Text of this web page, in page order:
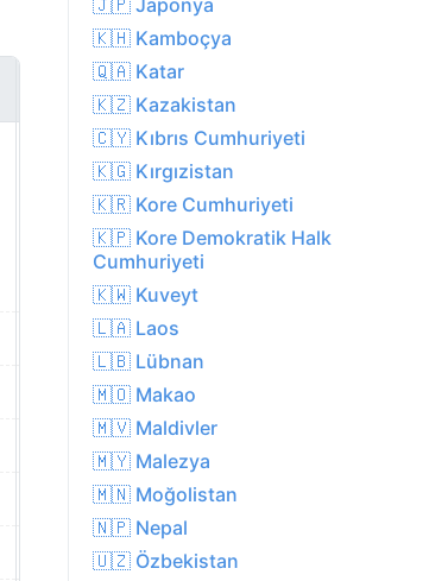
Güneşli
24.9°C
18.3°C
27%
21.6 kph
🇯🇵 Japonya
🇰🇭 Kamboçya
🇶🇦 Katar
🇰🇿 Kazakistan
🇨🇾 Kıbrıs Cumhuriyeti
🇰🇬 Kırgızistan
🇰🇷 Kore Cumhuriyeti
🇰🇵 Kore Demokratik Halk
Cumhuriyeti
🇰🇼 Kuveyt
🇱🇦 Laos
🇱🇧 Lübnan
🇲🇴 Makao
🇲🇻 Maldivler
🇲🇾 Malezya
🇲🇳 Moğolistan
🇳🇵 Nepal
🇺🇿 Özbekistan